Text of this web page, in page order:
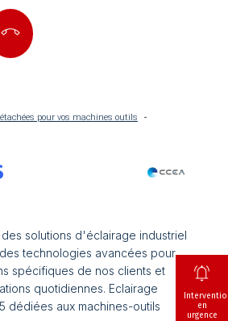
en
urgence
pour vos machines outils
solutions d'éclairage industriel
technologies avancées pour
spécifiques de nos clients et
quotidiennes. Eclairage
dédiées aux machines-outils